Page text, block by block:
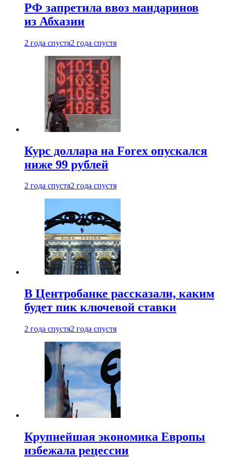
РФ запретила ввоз мандаринов
из Абхазии
2 года спустя2 года спустя
Курс доллара на Forex опускался
ниже 99 рублей
2 года спустя2 года спустя
В Центробанке рассказали, каким
будет пик ключевой ставки
2 года спустя2 года спустя
Крупнейшая экономика Европы
избежала рецессии